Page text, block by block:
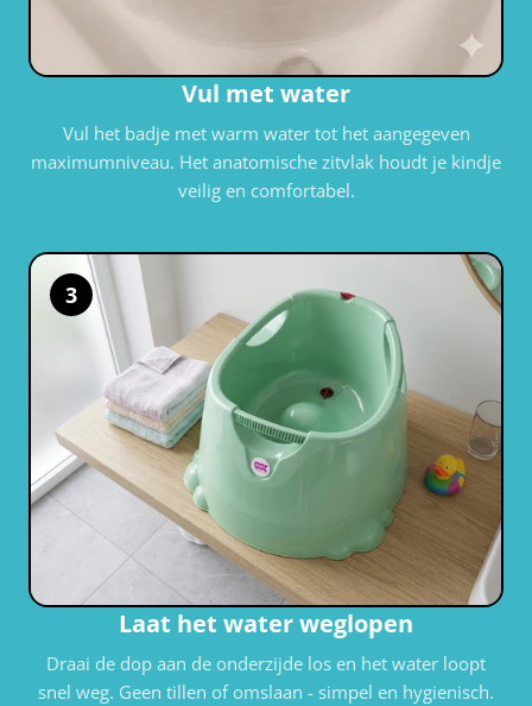
Vul met water
Vul het badje met warm water tot het aangegeven
maximumniveau. Het anatomische zitvlak houdt je kindje
veilig en comfortabel.
3
Laat het water weglopen
Draai de dop aan de onderzijde los en het water loopt
snel weg. Geen tillen of omslaan - simpel en hygienisch.